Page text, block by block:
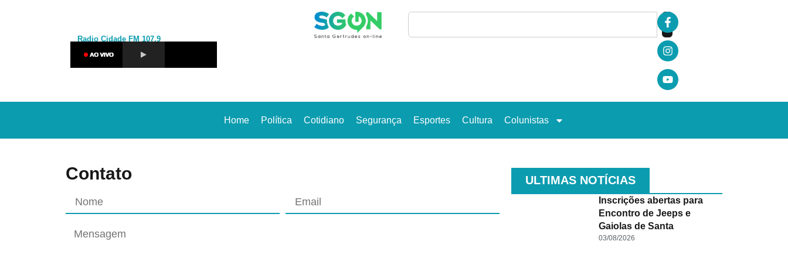
Radio Cidade FM 107,9
Home Política Cotidiano Segurança Esportes Cultura Colunistas
Contato ULTIMAS NOTÍCIAS
Inscrições abertas para
Encontro de Jeeps e
Gaiolas de Santa
03/08/2026